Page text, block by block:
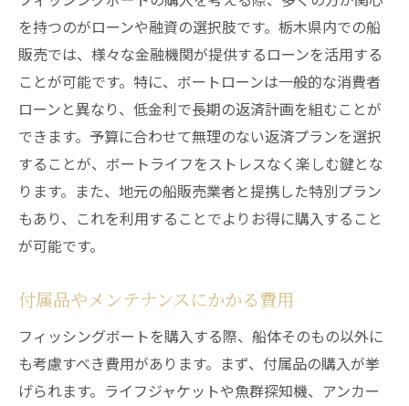
を持つのがローンや融資の選択肢です。栃木県内での船
販売では、様々な金融機関が提供するローンを活用する
ことが可能です。特に、ボートローンは一般的な消費者
ローンと異なり、低金利で長期の返済計画を組むことが
できます。予算に合わせて無理のない返済プランを選択
することが、ボートライフをストレスなく楽しむ鍵とな
ります。また、地元の船販売業者と提携した特別プラン
もあり、これを利用することでよりお得に購入すること
が可能です。
付属品やメンテナンスにかかる費用
フィッシングボートを購入する際、船体そのもの以外に
も考慮すべき費用があります。まず、付属品の購入が挙
げられます。ライフジャケットや魚群探知機、アンカー